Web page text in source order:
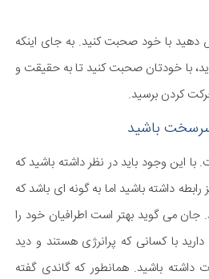
دهید با خود صحبت کنید. به جای اینکه
با خودتان صحبت کنید تا به حقیقت و
کردن برسید.
سرسخت باشید
این وجود باید در نظر داشته باشید که
رابطه داشته باشید اما به گونه ای باشد که
جان می گوید بهتر است اطرافیان خود را
با کسانی که پرانرژی هستند و دید
داشته باشید. همانطور که گاندی گفته